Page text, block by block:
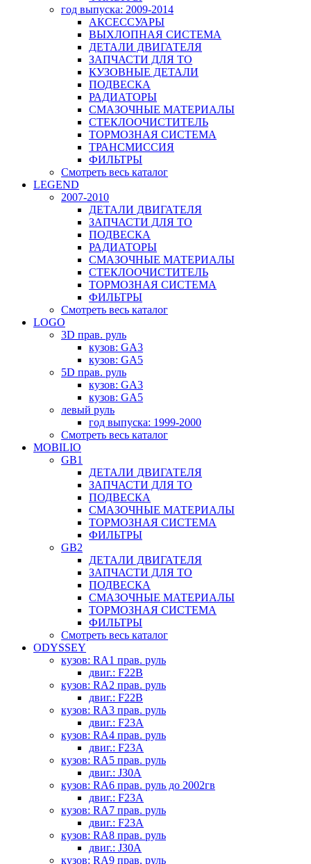
год выпуска: 2009-2014
АКСЕССУАРЫ
ВЫХЛОПНАЯ СИСТЕМА
ДЕТАЛИ ДВИГАТЕЛЯ
ЗАПЧАСТИ ДЛЯ ТО
КУЗОВНЫЕ ДЕТАЛИ
ПОДВЕСКА
РАДИАТОРЫ
СМАЗОЧНЫЕ МАТЕРИАЛЫ
СТЕКЛООЧИСТИТЕЛЬ
ТОРМОЗНАЯ СИСТЕМА
ТРАНСМИССИЯ
ФИЛЬТРЫ
Смотреть весь каталог
LEGEND
2007-2010
ДЕТАЛИ ДВИГАТЕЛЯ
ЗАПЧАСТИ ДЛЯ ТО
ПОДВЕСКА
РАДИАТОРЫ
СМАЗОЧНЫЕ МАТЕРИАЛЫ
СТЕКЛООЧИСТИТЕЛЬ
ТОРМОЗНАЯ СИСТЕМА
ФИЛЬТРЫ
Смотреть весь каталог
LOGO
3D прав. руль
кузов: GA3
кузов: GA5
5D прав. руль
кузов: GA3
кузов: GA5
левый руль
год выпуска: 1999-2000
Смотреть весь каталог
MOBILIO
GB1
ДЕТАЛИ ДВИГАТЕЛЯ
ЗАПЧАСТИ ДЛЯ ТО
ПОДВЕСКА
СМАЗОЧНЫЕ МАТЕРИАЛЫ
ТОРМОЗНАЯ СИСТЕМА
ФИЛЬТРЫ
GB2
ДЕТАЛИ ДВИГАТЕЛЯ
ЗАПЧАСТИ ДЛЯ ТО
ПОДВЕСКА
СМАЗОЧНЫЕ МАТЕРИАЛЫ
ТОРМОЗНАЯ СИСТЕМА
ФИЛЬТРЫ
Смотреть весь каталог
ODYSSEY
кузов: RA1 прав. руль
двиг.: F22B
кузов: RA2 прав. руль
двиг.: F22B
кузов: RA3 прав. руль
двиг.: F23A
кузов: RA4 прав. руль
двиг.: F23A
кузов: RA5 прав. руль
двиг.: J30A
кузов: RA6 прав. руль до 2002гв
двиг.: F23A
кузов: RA7 прав. руль
двиг.: F23A
кузов: RA8 прав. руль
двиг.: J30A
кузов: RA9 прав. руль